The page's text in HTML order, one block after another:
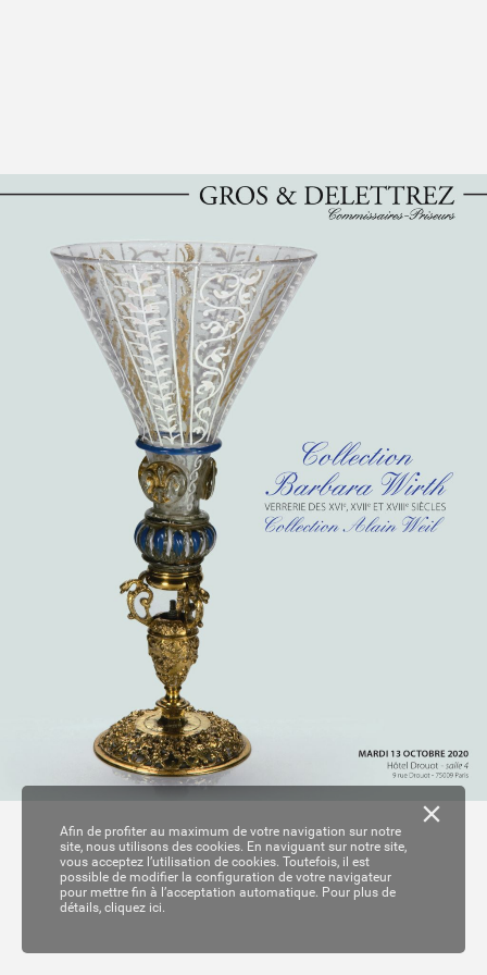
Afin de profiter au maximum de votre navigation sur notre
site, nous utilisons des cookies. En naviguant sur notre site,
vous acceptez l’utilisation de cookies. Toutefois, il est
possible de modifier la configuration de votre navigateur
pour mettre fin à l’acceptation automatique. Pour plus de
détails, cliquez ici.